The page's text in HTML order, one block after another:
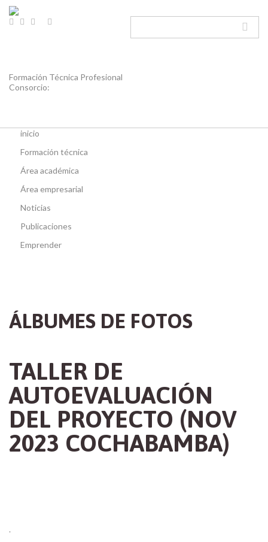
Skip to navigation
Pasar al contenido principal
Formación Técnica Profesional
Consorcio:
inicio
Formación técnica
Área académica
Área empresarial
Noticias
Publicaciones
Emprender
ÁLBUMES DE FOTOS
TALLER DE
AUTOEVALUACIÓN
DEL PROYECTO (NOV
2023 COCHABAMBA)
.